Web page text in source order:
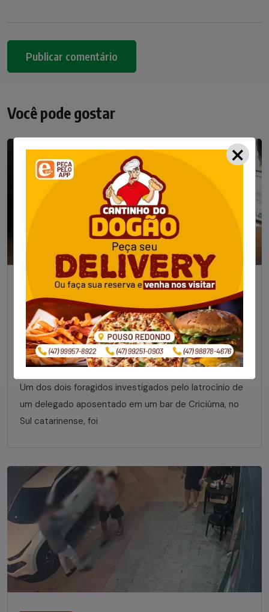
Você pode gostar
Foragido pela morte de delegado aposentado
em bar morre em confronto com a polícia em SC
STAFF - OBV 29/01/2023
Um dos dois foragidos investigados pelo latrocínio de
um delegado aposentado em um bar de Criciúma, no
Sul catarinense, foi
×